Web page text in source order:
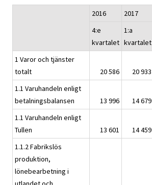
2016
2017
4:e
kvartalet
1:a
kvartalet
1 Varor och tjänster
totalt
20 586 20 933
1.1 Varuhandeln enligt
betalningsbalansen
13 996 14 679
1.1 Varuhandeln enligt
Tullen
13 601 14 459
1.1.2 Fabrikslös
produktion,
lönebearbetning i